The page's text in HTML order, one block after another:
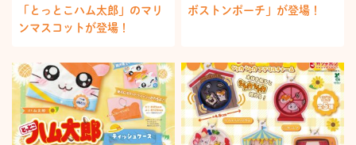
「とっとこハム太郎」のマリ
ンマスコットが登場！
ボストンポーチ」が登場！